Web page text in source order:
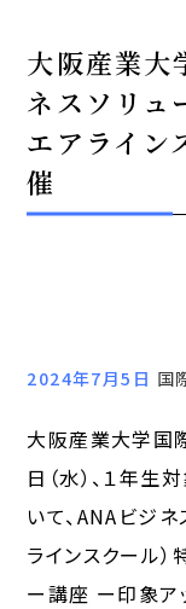
大阪産業大
ネスソリュ
エアライン
催
2024年7月5日 国
大阪産業大学国
日（水）、１年生
いて、ANAビジ
ラインスクール
ー講座 ー印象ア